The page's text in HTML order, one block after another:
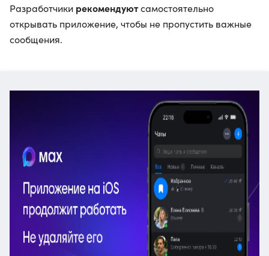
Разработчики рекомендуютсамостоятельно
открывать приложение, чтобы не пропустить важные
сообщения.